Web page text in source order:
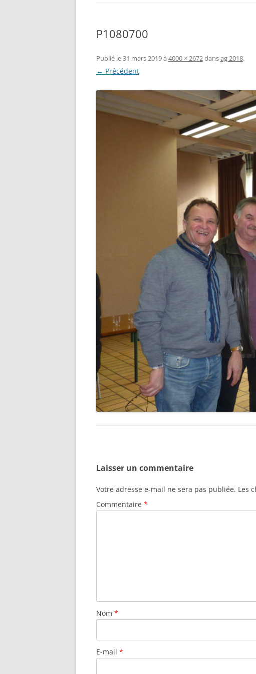
P1080700
Publié le31 mars 2019à 4000 × 2672dansag 2018.
← Précédent
Laisser un commentaire
Votre adresse e-mail ne sera pas publiée. Les
Commentaire *
Nom *
E-mail *